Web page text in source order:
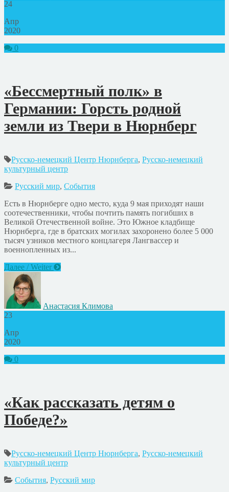
24
Апр
2020
0
«Бессмертный полк» в
Германии: Горсть родной
земли из Твери в Нюрнберг
Русско-немецкий Центр Нюрнберга, Русско-немецкий
культурный центр
Русский мир, События
Есть в Нюрнберге одно место, куда 9 мая приходят наши
соотечественники, чтобы почтить память погибших в
Великой Отечественной войне. Это Южное кладбище
Нюрнберга, где в братских могилах захоронено более 5 000
тысяч узников местного концлагеря Лангвассер и
военнопленных из...
Далее / Weiter
Анастасия Климова
23
Апр
2020
0
«Как рассказать детям о
Победе?»
Русско-немецкий Центр Нюрнберга, Русско-немецкий
культурный центр
События, Русский мир